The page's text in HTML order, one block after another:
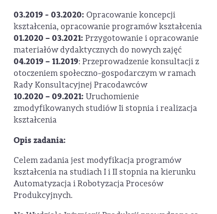
03.2019 - 03.2020: Opracowanie koncepcji
kształcenia, opracowanie programów kształcenia
01.2020 – 03.2021: Przygotowanie i opracowanie
materiałów dydaktycznych do nowych zajęć
04.2019 – 11.2019: Przeprowadzenie konsultacji z
otoczeniem społeczno-gospodarczym w ramach
Rady Konsultacyjnej Pracodawców
10.2020 – 09.2021: Uruchomienie
zmodyfikowanych studiów Ii stopnia i realizacja
kształcenia
Opis zadania:
Celem zadania jest modyfikacja programów
kształcenia na studiach I i II stopnia na kierunku
Automatyzacja i Robotyzacja Procesów
Produkcyjnych.